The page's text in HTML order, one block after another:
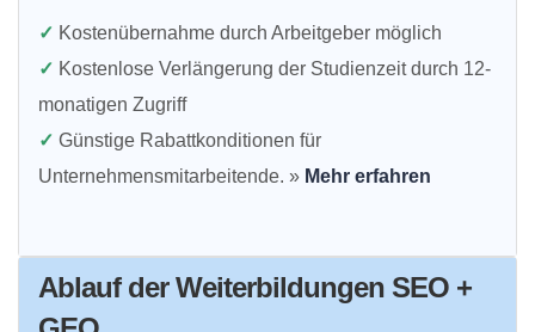
✓ Kostenübernahme durch Arbeitgeber möglich
✓ Kostenlose Verlängerung der Studienzeit durch 12-
monatigen Zugriff
✓ Günstige Rabattkonditionen für
Unternehmensmitarbeitende. » Mehr erfahren
Ablauf der Weiterbildungen SEO +